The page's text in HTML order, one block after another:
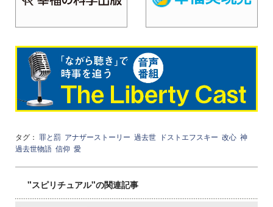
タグ： 罪と罰 アナザーストーリー 過去世 ドストエフスキー 改心 神
過去世物語 信仰 愛
"スピリチュアル"の関連記事